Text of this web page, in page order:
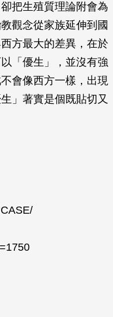
把生殖質理論附會為
觀念從家族延伸到國
方最大的差異，在於
「優生」，並沒有強
會像西方一樣，出現
」著實是個既貼切又